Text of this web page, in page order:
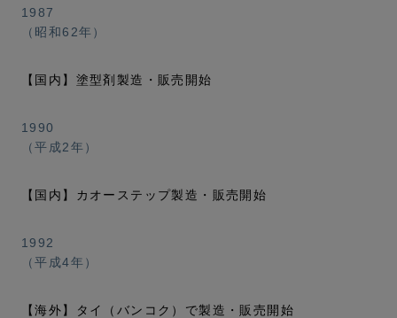
1987
（昭和62年）
【国内】塗型剤製造・販売開始
1990
（平成2年）
【国内】カオーステップ製造・販売開始
1992
（平成4年）
【海外】タイ（バンコク）で製造・販売開始